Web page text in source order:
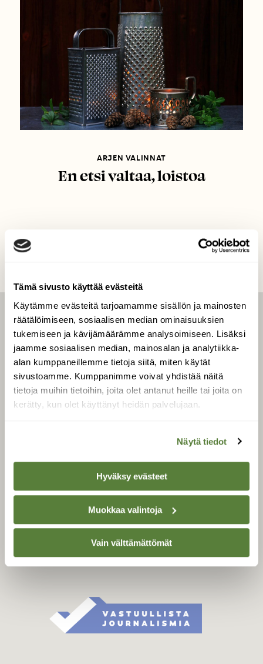
Tämä sivusto käyttää evästeitä
Käytämme evästeitä tarjoamamme sisällön ja mainosten
räätälöimiseen, sosiaalisen median ominaisuuksien
tukemiseen ja kävijämäärämme analysoimiseen. Lisäksi
jaamme sosiaalisen median, mainosalan ja analytiikka-
alan kumppaneillemme tietoja siitä, miten käytät
sivustoamme. Kumppanimme voivat yhdistää näitä
tietoja muihin tietoihin, joita olet antanut heille tai joita on
kerätty, kun olet käyttänyt heidän palvelujaan.
Näytä tiedot
Hyväksy evästeet
Muokkaa valintoja
Vain välttämättömät
ARJEN VALINNAT
En etsi valtaa, loistoa
LEHTI
Uusin lehti
Tilaa Suomen Luonto
Tilaa digilukuoikeus
Äänestä parasta juttua
Tilaa uutiskirje
SUOJELU­LIITTO
Suomen Luonto -lehden
kustantaja on
luonnonsuojelu­liitto.